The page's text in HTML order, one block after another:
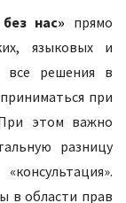
нас» прямо
языковых и
все решения в
при
этом важно
разницу
в области прав